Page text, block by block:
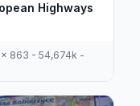
Highways
863 - 54,674k -